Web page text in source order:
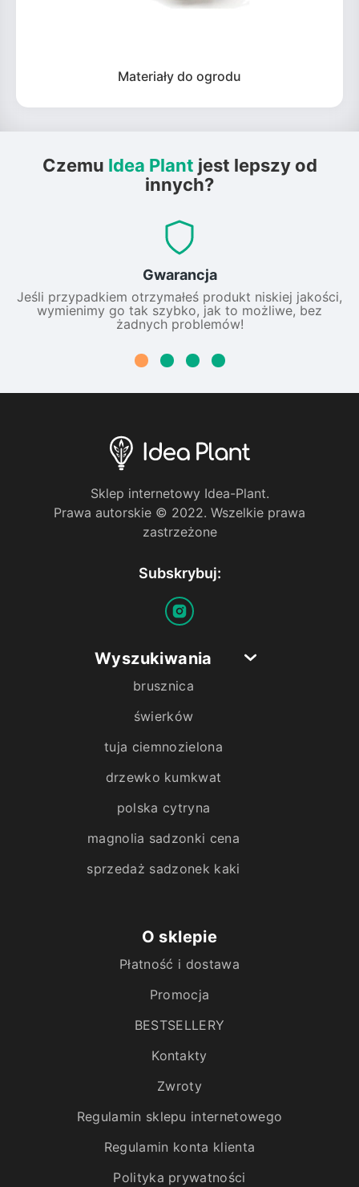
Materiały do ogrodu
Czemu Idea Plant jest lepszy od
innych?
Gwarancja
Jeśli przypadkiem otrzymałeś produkt niskiej jakości,
wymienimy go tak szybko, jak to możliwe, bez
żadnych problemów!
Sklep internetowy Idea-Plant.
Prawa autorskie © 2022. Wszelkie prawa
zastrzeżone
Subskrybuj:
Wyszukiwania
brusznica
świerków
tuja ciemnozielona
drzewko kumkwat
polska cytryna
magnolia sadzonki cena
sprzedaż sadzonek kaki
O sklepie
Płatność i dostawa
Promocja
BESTSELLERY
Kontakty
Zwroty
Regulamin sklepu internetowego
Regulamin konta klienta
Polityka prywatności